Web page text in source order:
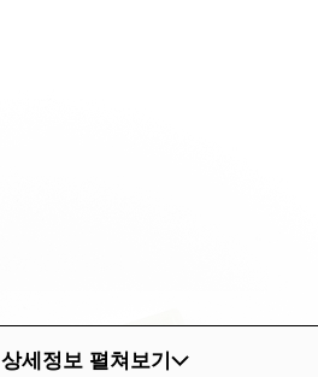
상세정보 펼쳐보기